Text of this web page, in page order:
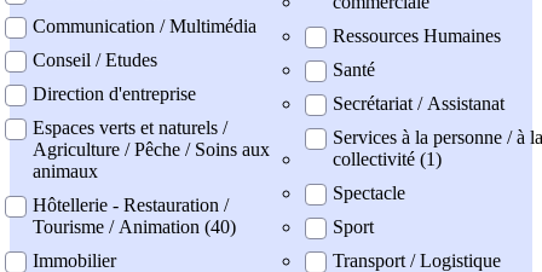
Communication / Multimédia
Conseil / Etudes
Direction d'entreprise
Espaces verts et naturels /
Agriculture / Pêche / Soins aux
animaux
Hôtellerie - Restauration /
Tourisme / Animation (40)
Immobilier
Ressources Humaines
Santé
Secrétariat / Assistanat
Services à la personne / à la
collectivité (1)
Spectacle
Sport
Transport / Logistique